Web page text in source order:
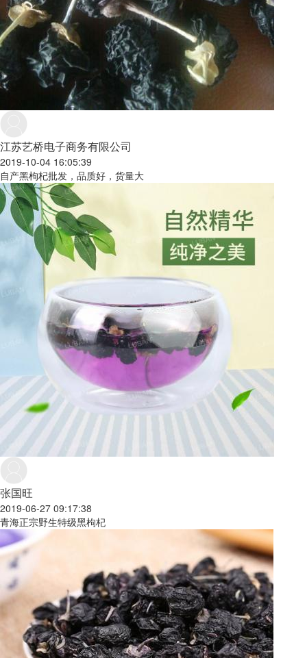
江苏艺桥电子商务有限公司
2019-10-04 16:05:39
自产黑枸杞批发，品质好，货量大
张国旺
2019-06-27 09:17:38
青海正宗野生特级黑枸杞